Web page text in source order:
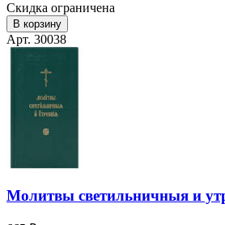
Скидка ограничена
В корзину
Арт. 30038
Молитвы светильничныя и